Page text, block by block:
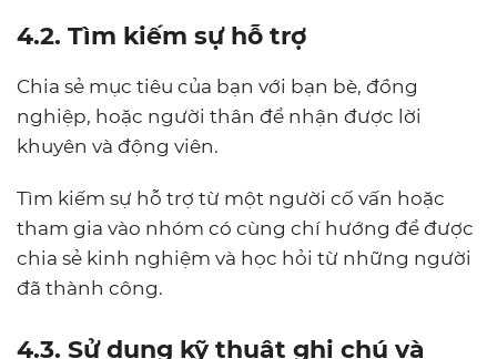
4.2. Tìm kiếm sự hỗ trợ
Chia sẻ mục tiêu của bạn với bạn bè, đồng
nghiệp, hoặc người thân để nhận được lời
khuyên và động viên.
Tìm kiếm sự hỗ trợ từ một người cố vấn hoặc
tham gia vào nhóm có cùng chí hướng để được
chia sẻ kinh nghiệm và học hỏi từ những người
đã thành công.
4.3. Sử dụng kỹ thuật ghi chú và